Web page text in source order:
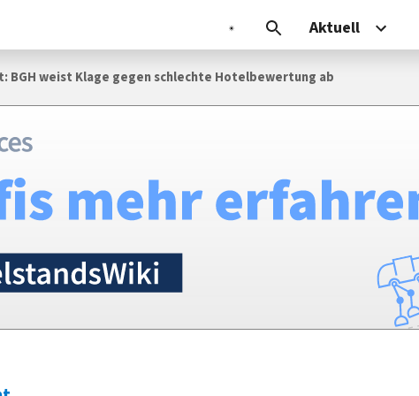
Aktuell
BGH weist Klage gegen schlechte Hotelbewertung ab